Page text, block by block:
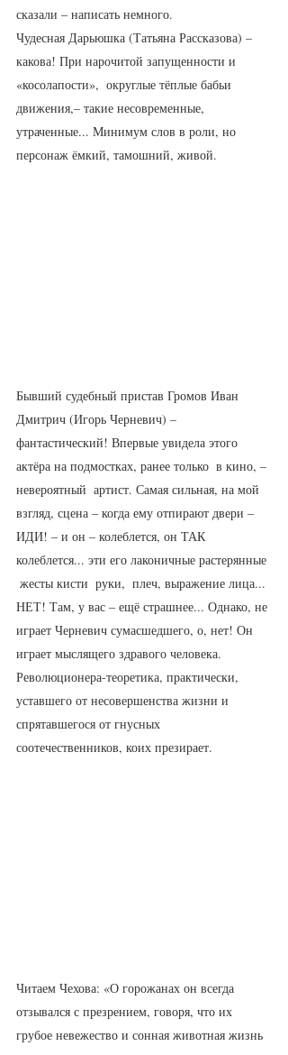
сказали – написать немного.
Чудесная Дарьюшка (Татьяна Рассказова) –
какова! При нарочитой запущенности и
«косолапости»,  округлые тёплые бабьи
движения,– такие несовременные,
утраченные... Минимум слов в роли, но
персонаж ёмкий, тамошний, живой.
Бывший судебный пристав Громов Иван
Дмитрич (Игорь Черневич) –
фантастический! Впервые увидела этого
актёра на подмостках, ранее только  в кино, –
невероятный  артист. Самая сильная, на мой
взгляд, сцена – когда ему отпирают двери –
ИДИ! – и он – колеблется, он ТАК
колеблется... эти его лаконичные растерянные
жесты кисти  руки,  плеч, выражение лица...
НЕТ! Там, у вас – ещё страшнее... Однако, не
играет Черневич сумасшедшего, о, нет! Он
играет мыслящего здравого человека.
Революционера-теоретика, практически,
уставшего от несовершенства жизни и
спрятавшегося от гнусных
соотечественников, коих презирает.
Читаем Чехова: «О горожанах он всегда
отзывался с презрением, говоря, что их
грубое невежество и сонная животная жизнь